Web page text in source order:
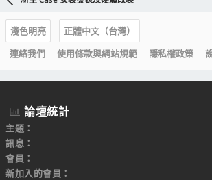
淺色明亮
正體中文（台灣）
連絡我們
使用條款與網站規範 隱私權政策
論壇統計
主題
訊息
會員
新加入的會員